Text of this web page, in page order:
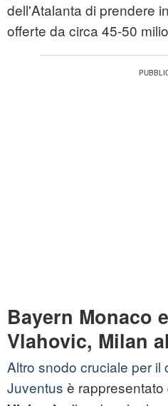
dell'Atalanta di prendere
offerte da circa 45-50
Bayern Monaco
Vlahovic, Milan
Altro snodo cruciale per il
Juventus è rappresentato